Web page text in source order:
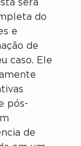
será
do
e
de
caso. Ele
pós-
de